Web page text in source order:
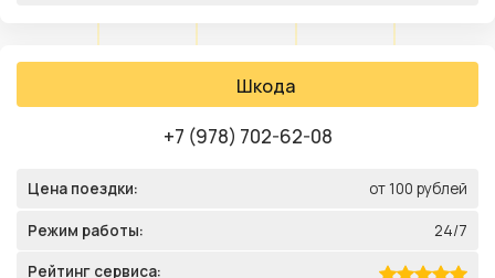
Шкода
+7 (978) 702-62-08
Цена поездки: от 100 рублей
Режим работы: 24/7
Рейтинг сервиса: